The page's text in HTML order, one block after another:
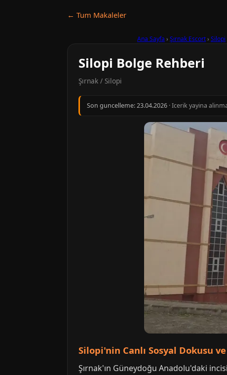
← Tum Makaleler
Ana Sayfa › Şırnak Escort› Silopi
Silopi Bolge Rehberi
Şırnak / Silopi
Son guncelleme:23.04.2026 · Icerik yayina
Silopi'nin Canlı Sosyal Dokusu
Şırnak'ın Güneydoğu Anadolu'daki